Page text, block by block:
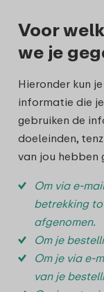
Voor
we je
Hieronder kun
informatie die
gebruiken de
doeleinden,
van jou hebben
Om via e-
betrekking
afgenomen.
Om je
Om je via e-
van je